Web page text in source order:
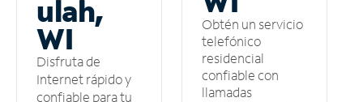
ulah,
WI
Disfruta de
Internet rápido y
confiable para tu
Obtén un servicio
telefónico
residencial
confiable con
llamadas